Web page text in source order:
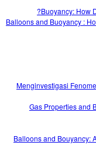
Buoyancy: How
Balloons and Buoyancy :
Menginvestigasi
Gas Properties and
Balloons and Bouyancy: